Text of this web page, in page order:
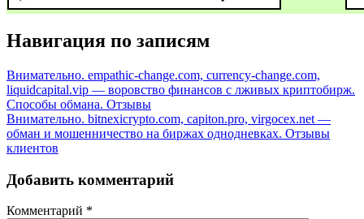
Навигация по записям
Внимательно. empathic-change.com, currency-change.com,
liquidcapital.vip — воровство финансов с лживых криптобирж.
Способы обмана. Отзывы
Внимательно. bitnexicrypto.com, capiton.pro, virgocex.net —
обман и мошенничество на биржах однодневках. Отзывы
клиентов
Добавить комментарий
Комментарий *